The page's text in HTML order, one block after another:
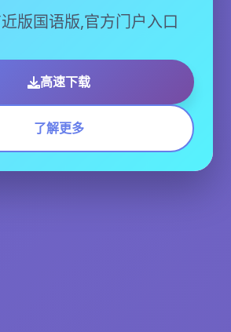
版国语版,官方门户入口
高速下载
了解更多